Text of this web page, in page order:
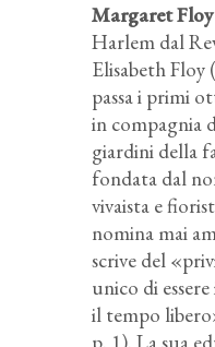
Margaret
Harlem dal
Elisabeth Floy
passa i primi
in compagnia
giardini della
fondata dal
vivaista e
nomina mai
scrive del
unico di
il tempo